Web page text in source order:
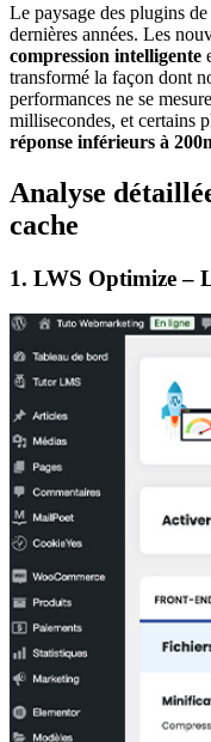
Le paysage des plugins
dernières années. Les
compression intelligente
transformé la façon dont
performances ne se
millisecondes, et certains
réponse inférieurs à
Analyse
cache
1. LWS Optimize –